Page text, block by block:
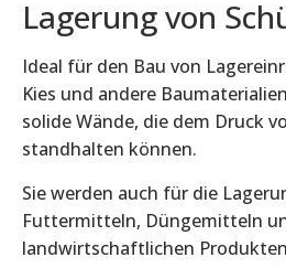
Lagerung von
Ideal für den Bau von
Kies und andere
solide Wände, die dem Druck
standhalten können.
Sie werden auch für die
Futtermitteln, Düngemitteln
landwirtschaftlichen